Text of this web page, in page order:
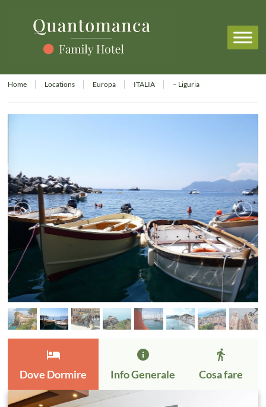
Home Locations Europa ITALIA – Liguria
hotel
Dove Dormire
info
Info Generale
directions_walk
Cosa fare